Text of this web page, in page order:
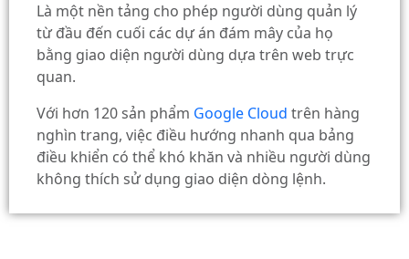
Là một nền tảng cho phép người dùng quản lý
từ đầu đến cuối các dự án đám mây của họ
bằng giao diện người dùng dựa trên web trực
quan.
Với hơn 120 sản phẩm Google Cloud trên hàng
nghìn trang, việc điều hướng nhanh qua bảng
điều khiển có thể khó khăn và nhiều người dùng
không thích sử dụng giao diện dòng lệnh.